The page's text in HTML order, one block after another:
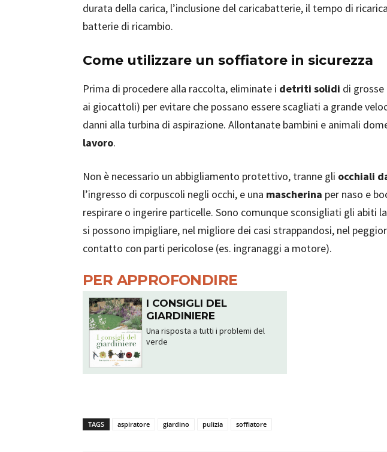
durata della carica, l’inclusione del caricabatterie, il tempo di
batterie di ricambio.
Come utilizzare un soffiatore in sicurezza
Prima di procedere alla raccolta, eliminate i detriti solidi di
ai giocattoli) per evitare che possano essere scagliati a grande
danni alla turbina di aspirazione. Allontanate bambini e animali
lavoro.
Non è necessario un abbigliamento protettivo, tranne gli occhiali
l’ingresso di corpuscoli negli occhi, e una mascherina per naso e
respirare o ingerire particelle. Sono comunque sconsigliati gli abiti
si possono impigliare, nel migliore dei casi strappandosi, nel
contatto con parti pericolose (es. ingranaggi a motore).
PER APPROFONDIRE
I CONSIGLI DEL
GIARDINIERE
Una risposta a tutti i problemi del
verde
TAGS aspiratore giardino pulizia soffiatore